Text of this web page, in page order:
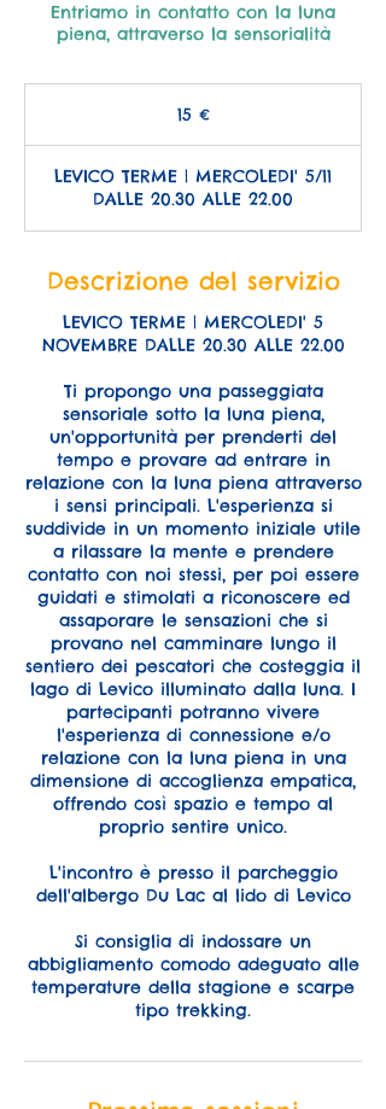
Entriamo in contatto con la luna
piena, attraverso la sensorialità
15 €
LEVICO TERME | MERCOLEDI' 5/11
DALLE 20.30 ALLE 22.00
Descrizione del servizio
LEVICO TERME | MERCOLEDI' 5
NOVEMBRE DALLE 20.30 ALLE 22.00
Ti propongo una passeggiata
sensoriale sotto la luna piena,
un'opportunità per prenderti del
tempo e provare ad entrare in
relazione con la luna piena attraverso
i sensi principali. L'esperienza si
suddivide in un momento iniziale utile
a rilassare la mente e prendere
contatto con noi stessi, per poi essere
guidati e stimolati a riconoscere ed
assaporare le sensazioni che si
provano nel camminare lungo il
sentiero dei pescatori che costeggia il
lago di Levico illuminato dalla luna. I
partecipanti potranno vivere
l'esperienza di connessione e/o
relazione con la luna piena in una
dimensione di accoglienza empatica,
offrendo così spazio e tempo al
proprio sentire unico.
L'incontro è presso il parcheggio
dell'albergo Du Lac al lido di Levico
Si consiglia di indossare un
abbigliamento comodo adeguato alle
temperature della stagione e scarpe
tipo trekking.